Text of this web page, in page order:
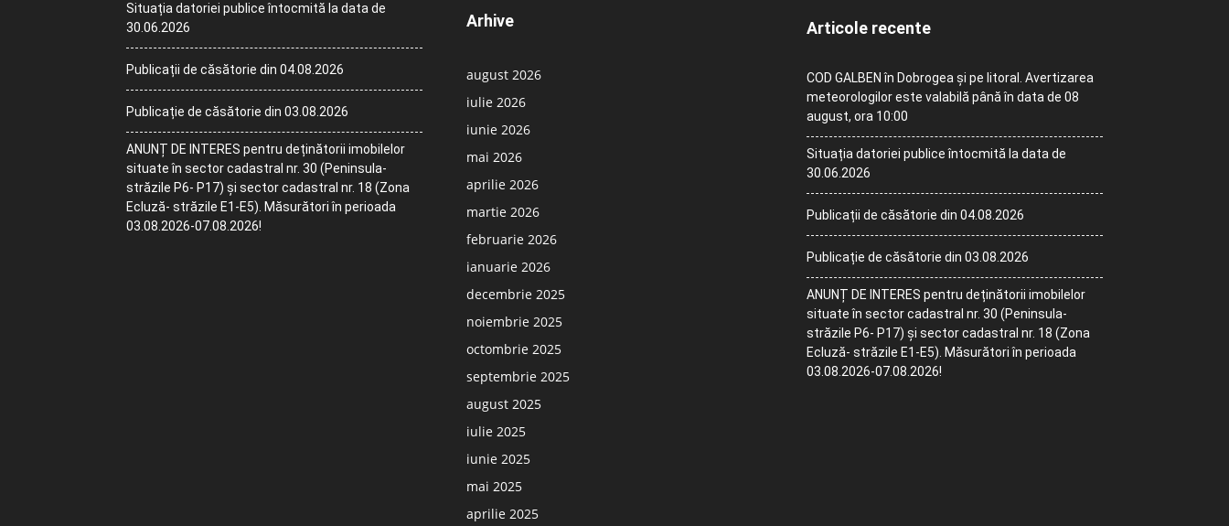
Situația datoriei publice întocmită la data de
30.06.2026
Publicații de căsătorie din 04.08.2026
Publicație de căsătorie din 03.08.2026
ANUNȚ DE INTERES pentru deținătorii imobilelor
situate în sector cadastral nr. 30 (Peninsula-
străzile P6- P17) și sector cadastral nr. 18 (Zona
Ecluză- străzile E1-E5). Măsurători în perioada
03.08.2026-07.08.2026!
Arhive
august 2026
iulie 2026
iunie 2026
mai 2026
aprilie 2026
martie 2026
februarie 2026
ianuarie 2026
decembrie 2025
noiembrie 2025
octombrie 2025
septembrie 2025
august 2025
iulie 2025
iunie 2025
mai 2025
aprilie 2025
Articole recente
COD GALBEN în Dobrogea și pe litoral. Avertizarea
meteorologilor este valabilă până în data de 08
august, ora 10:00
Situația datoriei publice întocmită la data de
30.06.2026
Publicații de căsătorie din 04.08.2026
Publicație de căsătorie din 03.08.2026
ANUNȚ DE INTERES pentru deținătorii imobilelor
situate în sector cadastral nr. 30 (Peninsula-
străzile P6- P17) și sector cadastral nr. 18 (Zona
Ecluză- străzile E1-E5). Măsurători în perioada
03.08.2026-07.08.2026!